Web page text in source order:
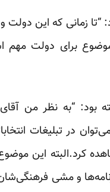
زمانی که این دولت
برای دولت مهم
بود: “به نظر من
در تبلیغات
کرد.البته این
من ازبرنامه‌ها و مشی